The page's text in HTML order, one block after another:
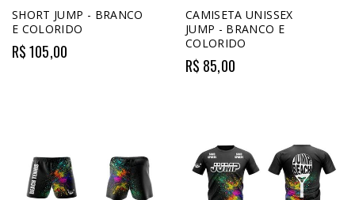
SHORT JUMP - BRANCO
E COLORIDO
R$ 105,00
CAMISETA UNISSEX
JUMP - BRANCO E
COLORIDO
R$ 85,00